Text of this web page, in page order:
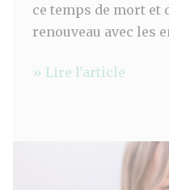
ce temps de mort et
renouveau avec les
» Lire l'article